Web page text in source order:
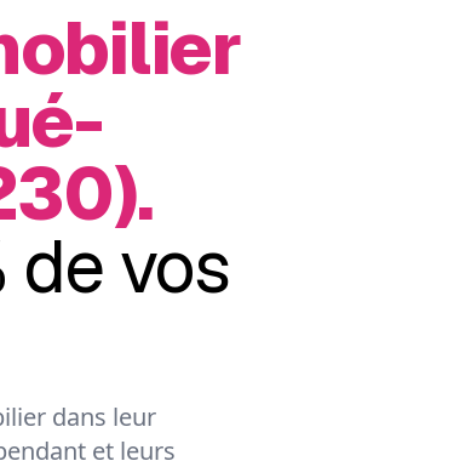
de vos
dans leur
et leurs